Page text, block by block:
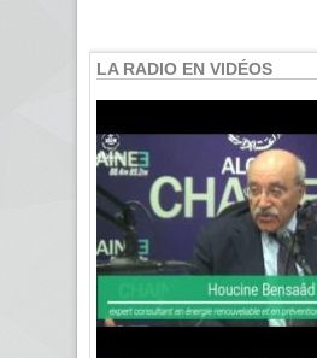
LA RADIO EN VIDÉOS